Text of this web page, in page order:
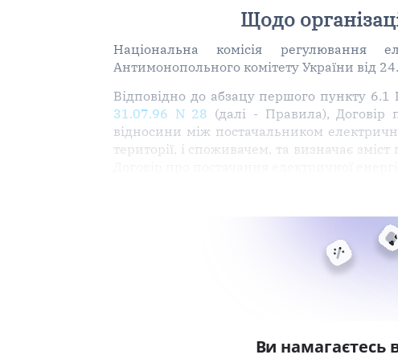
Щодо
Національна комісія регулювання
Антимонопольного комітету України від
Відповідно до абзацу першого пункту
31.07.96 N 28 (далі - Правила), Договір
відносини між постачальником
території, і споживачем, та визначає
Ви намагаєтесь